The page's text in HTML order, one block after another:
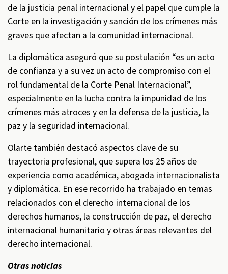
de la justicia penal internacional y el papel que cumple la
Corte en la investigación y sanción de los crímenes más
graves que afectan a la comunidad internacional.
La diplomática aseguró que su postulación “es un acto
de confianza y a su vez un acto de compromiso con el
rol fundamental de la Corte Penal Internacional”,
especialmente en la lucha contra la impunidad de los
crímenes más atroces y en la defensa de la justicia, la
paz y la seguridad internacional.
Olarte también destacó aspectos clave de su
trayectoria profesional, que supera los 25 años de
experiencia como académica, abogada internacionalista
y diplomática. En ese recorrido ha trabajado en temas
relacionados con el derecho internacional de los
derechos humanos, la construcción de paz, el derecho
internacional humanitario y otras áreas relevantes del
derecho internacional.
Otras noticias